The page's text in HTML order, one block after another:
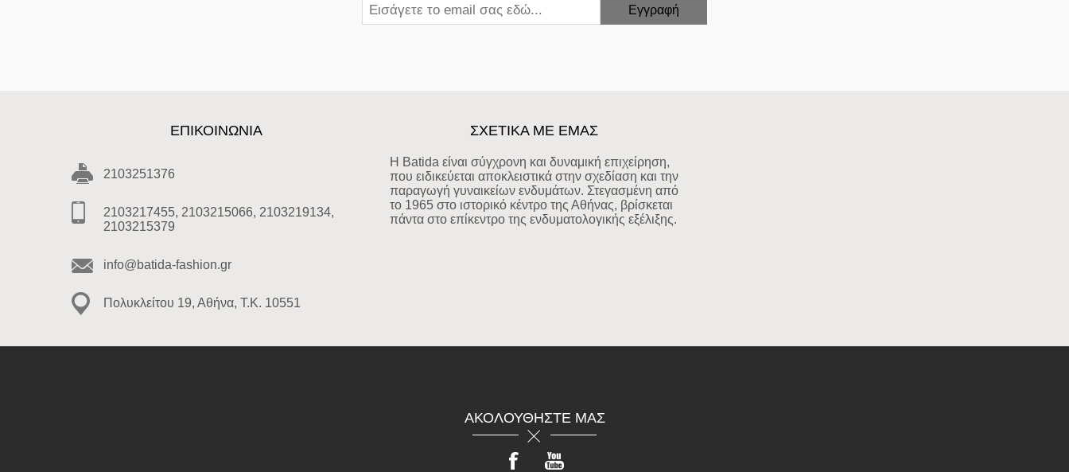
ΕΠΙΚΟΙΝΩΝΊΑ
2103251376
2103217455, 2103215066, 2103219134,
2103215379
info@batida-fashion.gr
Πολυκλείτου 19, Αθήνα, T.K. 10551
ΣΧΕΤΙΚΑ ΜΕ ΕΜΑΣ
Η Batida είναι σύγχρονη και δυναμική επιχείρηση,
που ειδικεύεται αποκλειστικά στην σχεδίαση και την
παραγωγή γυναικείων ενδυμάτων. Στεγασμένη από
το 1965 στο ιστορικό κέντρο της Αθήνας, βρίσκεται
πάντα στο επίκεντρο της ενδυματολογικής εξέλιξης.
ΑΚΟΛΟΥΘΉΣΤΕ ΜΑΣ